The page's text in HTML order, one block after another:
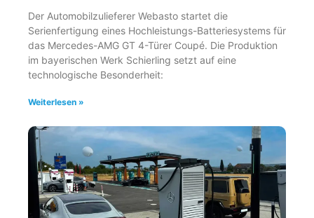
Der Automobilzulieferer Webasto startet die
Serienfertigung eines Hochleistungs-Batteriesystems für
das Mercedes-AMG GT 4-Türer Coupé. Die Produktion
im bayerischen Werk Schierling setzt auf eine
technologische Besonderheit:
Weiterlesen »